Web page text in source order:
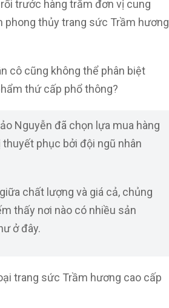
trước hàng trăm đơn vị cung
phong thủy trang sức Trầm hương
cô cũng không thể phân biệt
thứ cấp phổ thông?
Nguyễn đã chọn lựa mua hàng
phục bởi đội ngũ nhân
chất lượng và giá cả, chủng
thấy nơi nào có nhiều sản
ở đây.